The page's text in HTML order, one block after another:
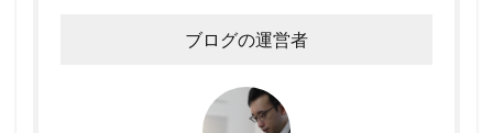
ブログの運営者